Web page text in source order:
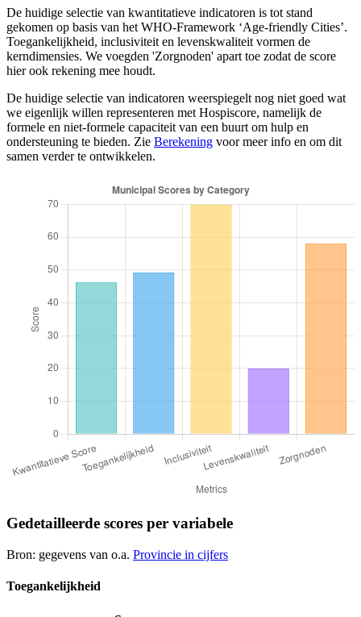
De huidige selectie van kwantitatieve indicatoren is tot stand
gekomen op basis van het WHO-Framework ‘Age-friendly Cities’.
Toegankelijkheid, inclusiviteit en levenskwaliteit vormen de
kerndimensies. We voegden 'Zorgnoden' apart toe zodat de score
hier ook rekening mee houdt.
De huidige selectie van indicatoren weerspiegelt nog niet goed wat
we eigenlijk willen representeren met Hospiscore, namelijk de
formele en niet-formele capaciteit van een buurt om hulp en
ondersteuning te bieden. Zie Berekening voor meer info en om dit
samen verder te ontwikkelen.
Gedetailleerde scores per variabele
Bron: gegevens van o.a. Provincie in cijfers
Toegankelijkheid